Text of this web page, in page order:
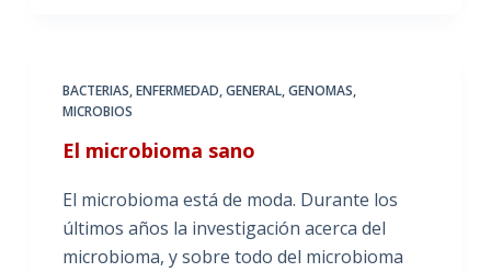
BACTERIAS,ENFERMEDAD,GENERAL,GENOMAS,
MICROBIOS
El microbioma sano
El microbioma está de moda. Durante los
últimos años la investigación acerca del
microbioma, y sobre todo del microbioma